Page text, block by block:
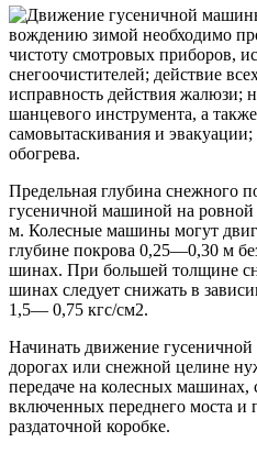
вождению зимой необходимо
чистоту смотровых приборов,
снегоочистителей; действие
исправность действия жалюзи;
шанцевого инструмента, а
самовытаскивания и эвакуации;
обогрева.
Предельная глубина снежного
гусеничной машиной на
м. Колесные машины могут
глубине покрова 0,25—0,30 м
шинах. При большей толщине
шинах следует снижать в
1,5— 0,75 кгс/см2.
Начинать движение
дорогах или снежной целине
передаче на колесных машинах,
включенных переднего моста
раздаточной коробке.